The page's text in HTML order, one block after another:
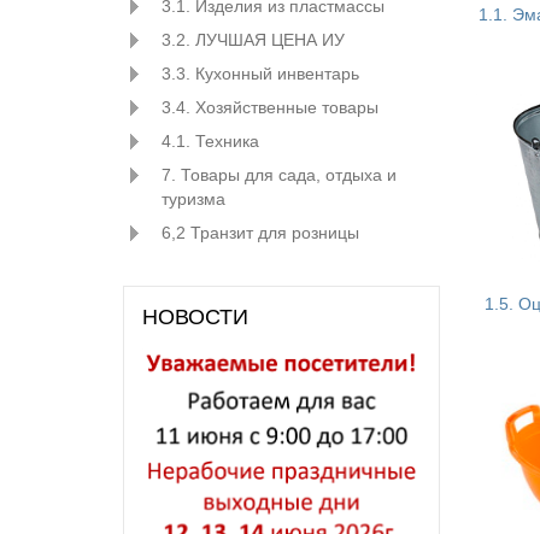
3.1. Изделия из пластмассы
3.2. ЛУЧШАЯ ЦЕНА ИУ
3.3. Кухонный инвентарь
3.4. Хозяйственные товары
4.1. Техника
7. Товары для сада, отдыха и
туризма
6,2 Транзит для розницы
НОВОСТИ
1.1.
1.5.